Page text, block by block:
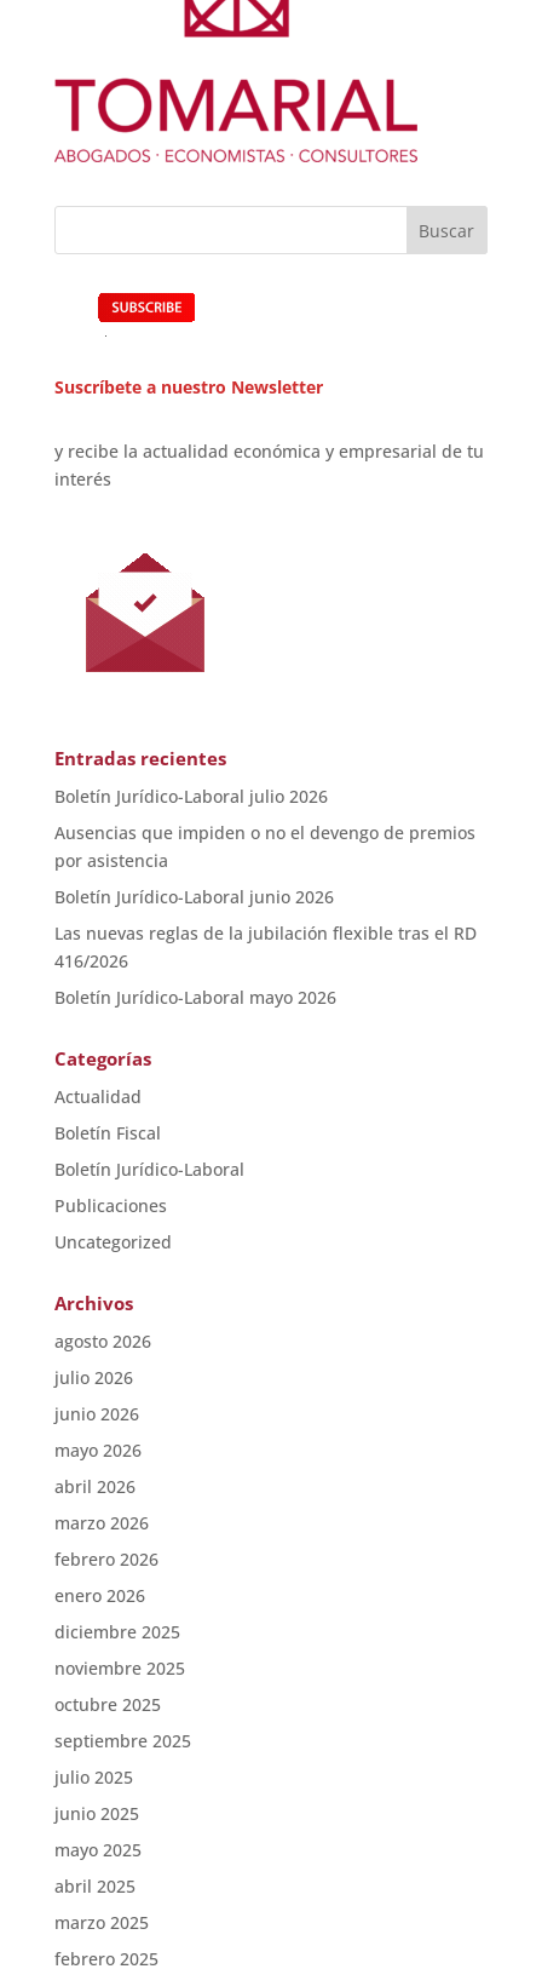
Suscríbete a nuestro Newsletter
y recibe la actualidad económica y empresarial de tu
interés
Entradas recientes
Boletín Jurídico-Laboral julio 2026
Ausencias que impiden o no el devengo de premios
por asistencia
Boletín Jurídico-Laboral junio 2026
Las nuevas reglas de la jubilación flexible tras el RD
416/2026
Boletín Jurídico-Laboral mayo 2026
Categorías
Actualidad
Boletín Fiscal
Boletín Jurídico-Laboral
Publicaciones
Uncategorized
Archivos
agosto 2026
julio 2026
junio 2026
mayo 2026
abril 2026
marzo 2026
febrero 2026
enero 2026
diciembre 2025
noviembre 2025
octubre 2025
septiembre 2025
julio 2025
junio 2025
mayo 2025
abril 2025
marzo 2025
febrero 2025